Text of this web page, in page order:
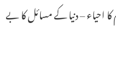
کا احیاء – دنیا کے مسائل کا بے